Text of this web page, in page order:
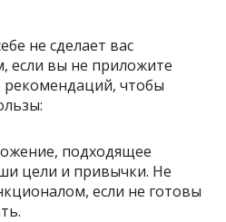
не сделает вас
если вы не приложите
рекомендаций, чтобы
подходящее
цели и привычки. Не
если не готовы